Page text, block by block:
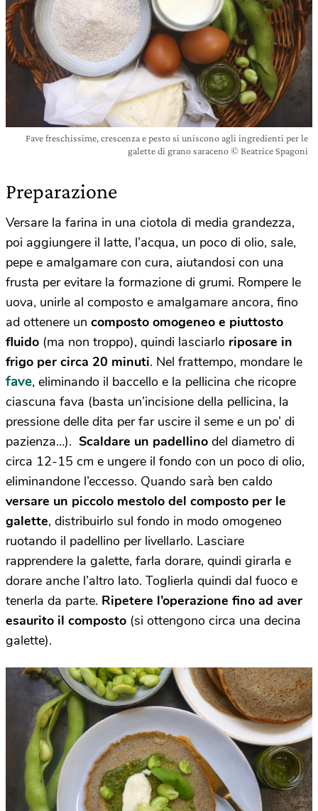
Fave freschissime, crescenza e pesto si uniscono agli ingredienti per le
galette di grano saraceno © Beatrice Spagoni
Preparazione
Versare la farina in una ciotola di media grandezza,
poi aggiungere il latte, l’acqua, un poco di olio, sale,
pepe e amalgamare con cura, aiutandosi con una
frusta per evitare la formazione di grumi. Rompere le
uova, unirle al composto e amalgamare ancora, fino
ad ottenere un composto omogeneo e piuttosto
fluido (ma non troppo), quindi lasciarlo riposare in
frigo per circa 20 minuti. Nel frattempo, mondare le
fave, eliminando il baccello e la pellicina che ricopre
ciascuna fava (basta un’incisione della pellicina, la
pressione delle dita per far uscire il seme e un po’ di
pazienza…). Scaldare un padellino del diametro di
circa 12-15 cm e ungere il fondo con un poco di olio,
eliminandone l’eccesso. Quando sarà ben caldo
versare un piccolo mestolo del composto per le
galette, distribuirlo sul fondo in modo omogeneo
ruotando il padellino per livellarlo. Lasciare
rapprendere la galette, farla dorare, quindi girarla e
dorare anche l’altro lato. Toglierla quindi dal fuoco e
tenerla da parte. Ripetere l’operazione fino ad aver
esaurito il composto (si ottengono circa una decina
galette).